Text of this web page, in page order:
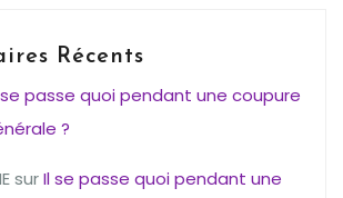
Récents
passe quoi pendant une coupure
?
surIl se passe quoi pendant une